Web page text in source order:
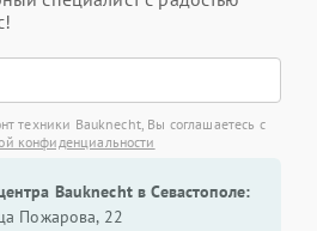
техники Bauknecht, Вы соглашаетесь с
конфиденциальности
Bauknecht в Севастополе:
Пожарова, 22